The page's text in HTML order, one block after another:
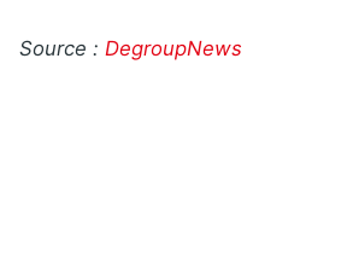
Source : DegroupNews